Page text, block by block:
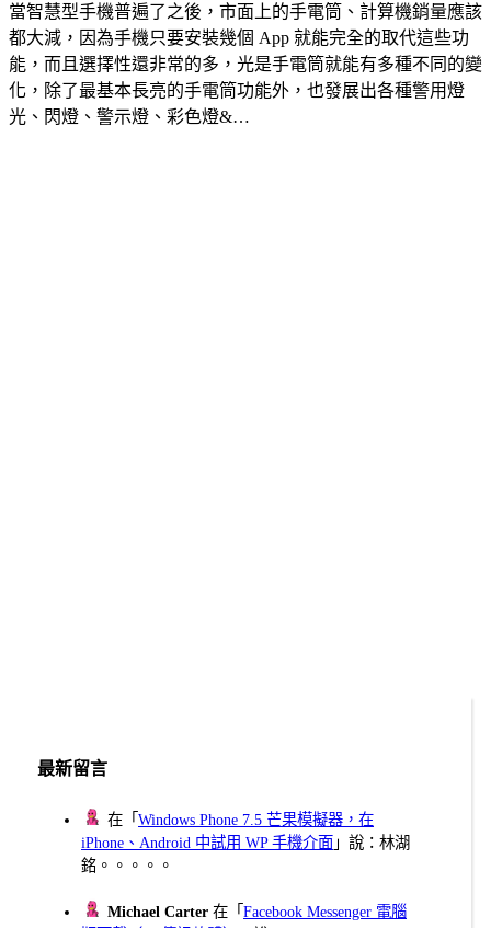
當智慧型手機普遍了之後，市面上的手電筒、計算機銷量應該
都大減，因為手機只要安裝幾個 App 就能完全的取代這些功
能，而且選擇性還非常的多，光是手電筒就能有多種不同的變
化，除了最基本長亮的手電筒功能外，也發展出各種警用燈
光、閃燈、警示燈、彩色燈&…
最新留言
在「Windows Phone 7.5 芒果模擬器，在
iPhone、Android 中試用 WP 手機介面 」說：林湖
銘。。。。。
Michael Carter 在「Facebook Messenger 電腦